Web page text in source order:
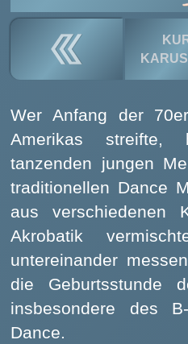
Wer Anfang der
Amerikas streifte,
tanzenden jungen
traditionellen Dance
aus verschiedenen
Akrobatik
untereinander
die Geburtsstunde
insbesondere des
Dance.